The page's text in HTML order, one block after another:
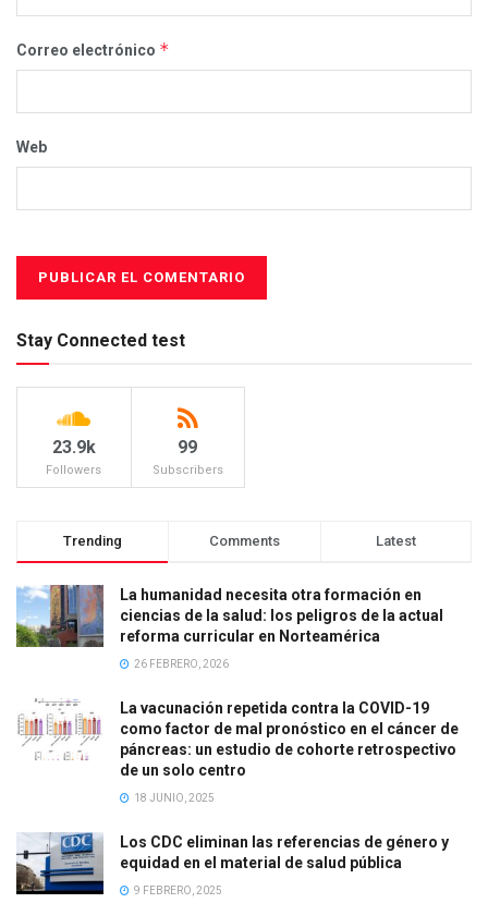
Correo electrónico *
Web
Stay Connected test
23.9k
Followers
99
Subscribers
Trending Comments Latest
La humanidad necesita otra formación en
ciencias de la salud: los peligros de la actual
reforma curricular en Norteamérica
26 FEBRERO, 2026
La vacunación repetida contra la COVID-19
como factor de mal pronóstico en el cáncer de
páncreas: un estudio de cohorte retrospectivo
de un solo centro
18 JUNIO, 2025
Los CDC eliminan las referencias de género y
equidad en el material de salud pública
9 FEBRERO, 2025